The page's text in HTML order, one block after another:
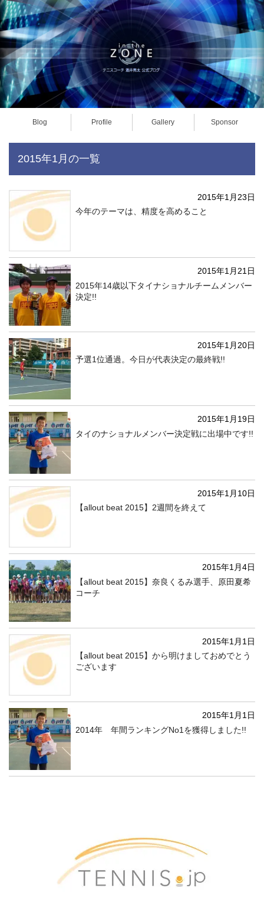
Blog Profile Gallery Sponsor
2015年1月の一覧
2015年1月23日
今年のテーマは、精度を高めること
2015年1月21日
2015年14歳以下タイナショナルチームメンバー
決定!!
2015年1月20日
予選1位通過。今日が代表決定の最終戦!!
2015年1月19日
タイのナショナルメンバー決定戦に出場中です!!
2015年1月10日
【allout beat 2015】2週間を終えて
2015年1月4日
【allout beat 2015】奈良くるみ選手、原田夏希
コーチ
2015年1月1日
【allout beat 2015】から明けましておめでとう
ございます
2015年1月1日
2014年 年間ランキングNo1を獲得しました!!